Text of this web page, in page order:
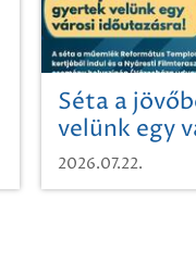
Séta a
velünk egy
időutazásra!
2026.07.22.